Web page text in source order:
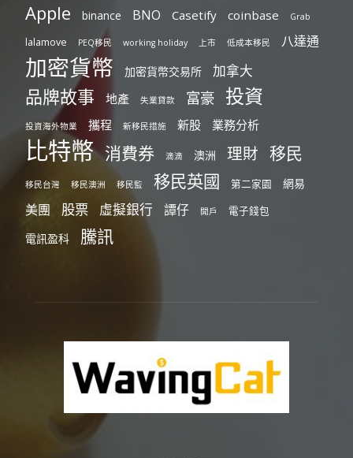
Apple binance BNO Casetify coinbase Grab
lalamove PEQ移民 working holiday 上市 低成本移民 八達通
加密貨幣 加密貨幣交易所 加拿大
品牌故事 地產 失業貸款 富豪 投資
投資海外物業 攜程 新移民措施 新股 業務分析
比特幣 消費券 滴滴 澳洲 理財 移民
移民台灣 移民澳洲 移民監 移民英國 第二家園 網易
美團 股票 虛擬銀行 譚仔 開戶 電子錢包
電訊盈科 騰訊